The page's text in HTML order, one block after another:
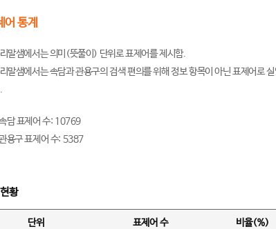
어 통계
말샘에서는 의미(뜻풀이) 단위로 표제어를 제시함.
말샘에서는 속담과 관용구의 검색 편의를 위해 정보 항목이 아닌 표제어로
담 표제어 수: 10769
용구 표제어 수: 5387
황
단위 표제어 수 비율(%)